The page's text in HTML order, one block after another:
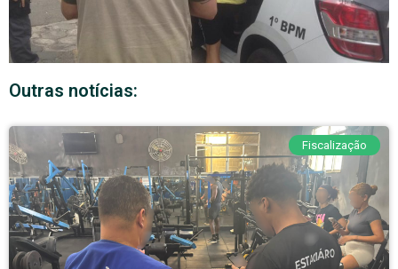
Outras notícias:
Fiscalização